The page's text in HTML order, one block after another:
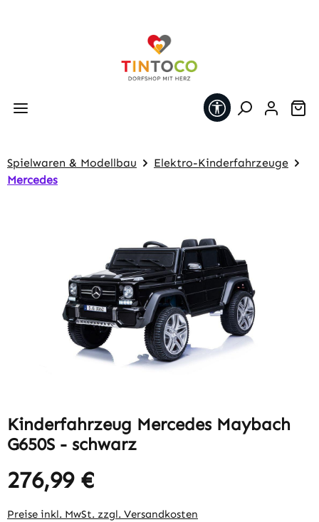
Werkzeugleiste
Spielwaren & Modellbau
Elektro-Kinderfahrzeuge
Mercedes
Kinderfahrzeug Mercedes Maybach
G650S - schwarz
Regulärer Preis:
276,99 €
Preise inkl. MwSt. zzgl. Versandkosten